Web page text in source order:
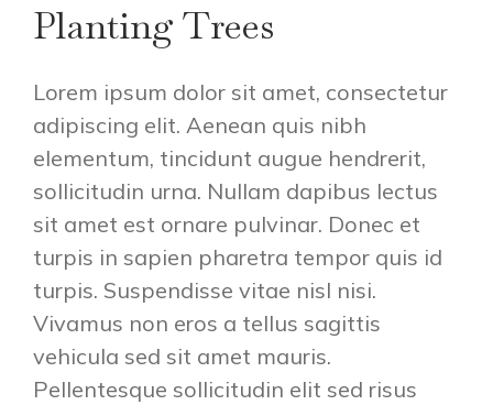
Planting Trees
Lorem ipsum dolor sit amet, consectetur
adipiscing elit. Aenean quis nibh
elementum, tincidunt augue hendrerit,
sollicitudin urna. Nullam dapibus lectus
sit amet est ornare pulvinar. Donec et
turpis in sapien pharetra tempor quis id
turpis. Suspendisse vitae nisl nisi.
Vivamus non eros a tellus sagittis
vehicula sed sit amet mauris.
Pellentesque sollicitudin elit sed risus